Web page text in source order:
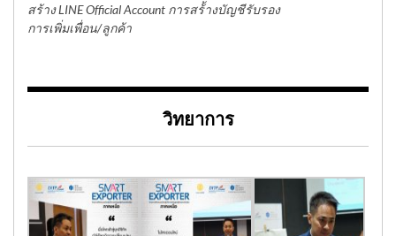
สร้าง LINE Official Account การสร้้างบัญชีรับรอง
การเพิ่มเพื่อน/ลูกค้า
วิทยาการ